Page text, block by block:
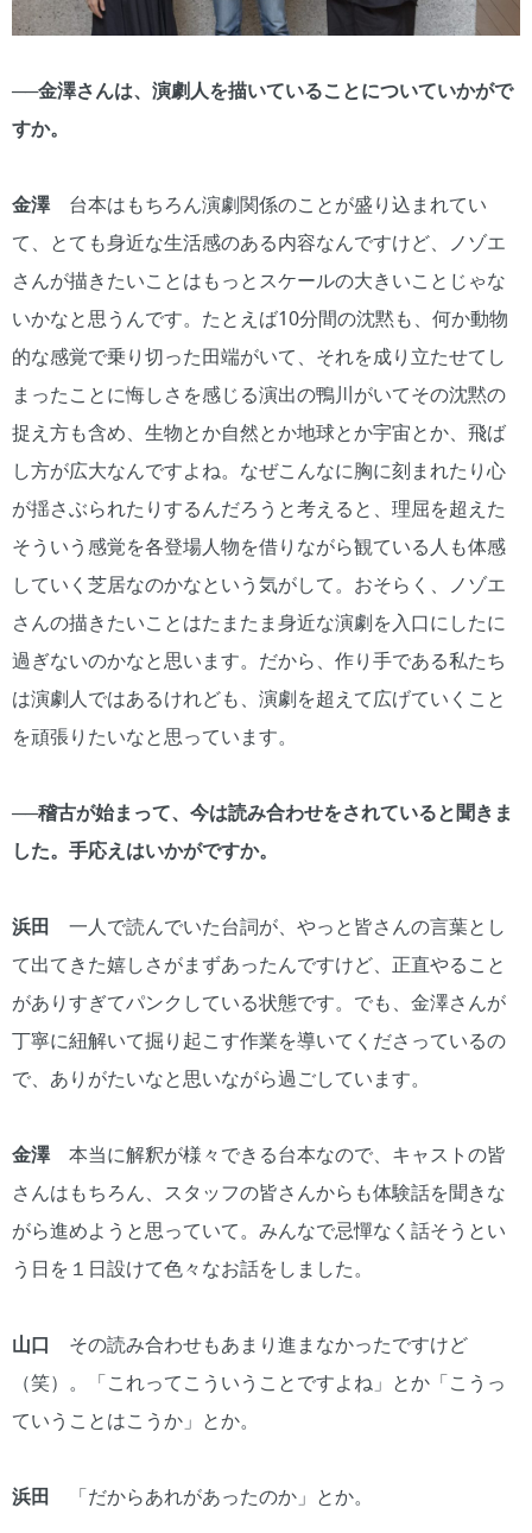
──金澤さんは、演劇人を描いていることについていかがで
すか。
金澤 台本はもちろん演劇関係のことが盛り込まれてい
て、とても身近な生活感のある内容なんですけど、ノゾエ
さんが描きたいことはもっとスケールの大きいことじゃな
いかなと思うんです。たとえば10分間の沈黙も、何か動物
的な感覚で乗り切った田端がいて、それを成り立たせてし
まったことに悔しさを感じる演出の鴨川がいてその沈黙の
捉え方も含め、生物とか自然とか地球とか宇宙とか、飛ば
し方が広大なんですよね。なぜこんなに胸に刻まれたり心
が揺さぶられたりするんだろうと考えると、理屈を超えた
そういう感覚を各登場人物を借りながら観ている人も体感
していく芝居なのかなという気がして。おそらく、ノゾエ
さんの描きたいことはたまたま身近な演劇を入口にしたに
過ぎないのかなと思います。だから、作り手である私たち
は演劇人ではあるけれども、演劇を超えて広げていくこと
を頑張りたいなと思っています。
──稽古が始まって、今は読み合わせをされていると聞きま
した。手応えはいかがですか。
浜田 一人で読んでいた台詞が、やっと皆さんの言葉とし
て出てきた嬉しさがまずあったんですけど、正直やること
がありすぎてパンクしている状態です。でも、金澤さんが
丁寧に紐解いて掘り起こす作業を導いてくださっているの
で、ありがたいなと思いながら過ごしています。
金澤 本当に解釈が様々できる台本なので、キャストの皆
さんはもちろん、スタッフの皆さんからも体験話を聞きな
がら進めようと思っていて。みんなで忌憚なく話そうとい
う日を１日設けて色々なお話をしました。
山口 その読み合わせもあまり進まなかったですけど
（笑）。「これってこういうことですよね」とか「こうっ
ていうことはこうか」とか。
浜田 「だからあれがあったのか」とか。